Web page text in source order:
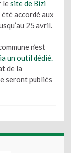
lesite de Bizi
été accordé aux
25 avril.
n’est
un outil dédié.
de la
seront publiés